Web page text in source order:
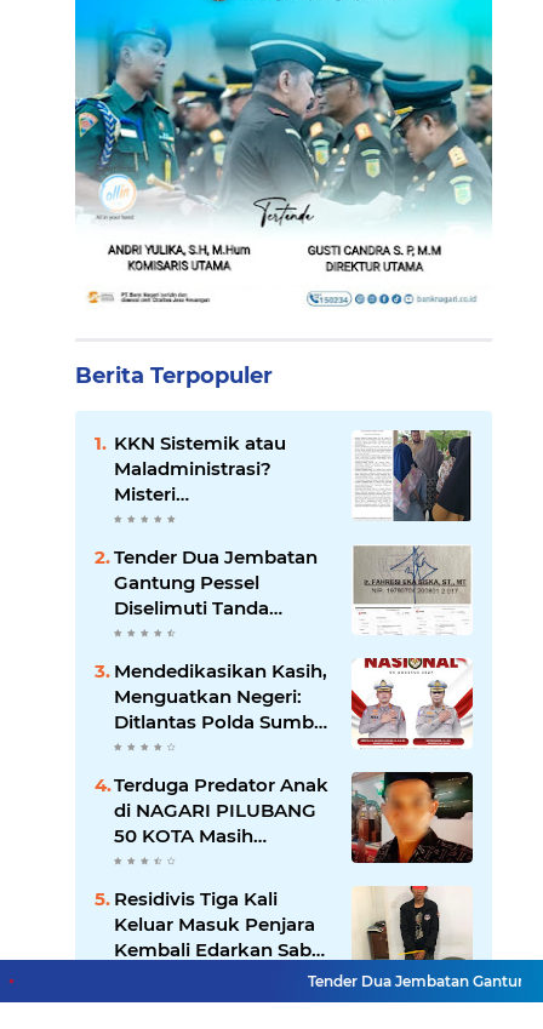
Berita Terpopuler
KKN Sistemik atau
Maladministrasi?
Misteri
"Dikorbankannya" SDN
26 ATT Menguji
Transparansi Pemkot
Padang
Tender Dua Jembatan
Gantung Pessel
Diselimuti Tanda
Tanya, Gangguan
Sistem atau Permainan
di Balik Layar?
Mendedikasikan Kasih,
Menguatkan Negeri:
Ditlantas Polda Sumbar
Apresiasi Peran
Dharma Wanita
sebagai Pilar
Pengabdian
Terduga Predator Anak
di NAGARI PILUBANG
50 KOTA Masih
Berkeliaran
Residivis Tiga Kali
Keluar Masuk Penjara
Kembali Edarkan Sabu,
Sita 62 Paket Siap Edar
Tender Dua Jembatan Gantung